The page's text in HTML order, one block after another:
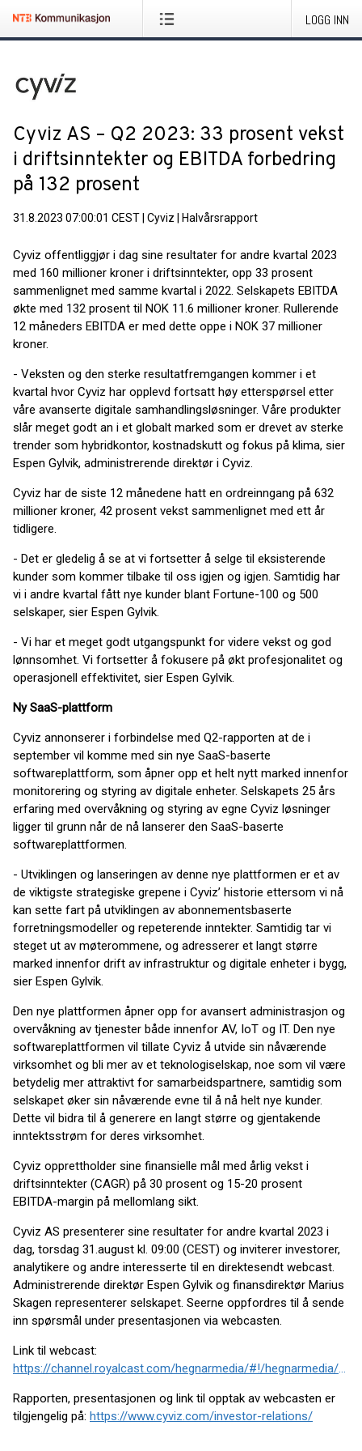
LOGG INN
Cyviz AS – Q2 2023: 33 prosent vekst
i driftsinntekter og EBITDA forbedring
på 132 prosent
31.8.2023 07:00:01 CEST Cyviz Halvårsrapport
Cyviz offentliggjør i dag sine resultater for andre kvartal 2023
med 160 millioner kroner i driftsinntekter, opp 33 prosent
sammenlignet med samme kvartal i 2022. Selskapets EBITDA
økte med 132 prosent til NOK 11.6 millioner kroner. Rullerende
12 måneders EBITDA er med dette oppe i NOK 37 millioner
kroner.
- Veksten og den sterke resultatfremgangen kommer i et
kvartal hvor Cyviz har opplevd fortsatt høy etterspørsel etter
våre avanserte digitale samhandlingsløsninger. Våre produkter
slår meget godt an i et globalt marked som er drevet av sterke
trender som hybridkontor, kostnadskutt og fokus på klima, sier
Espen Gylvik, administrerende direktør i Cyviz.
Cyviz har de siste 12 månedene hatt en ordreinngang på 632
millioner kroner, 42 prosent vekst sammenlignet med ett år
tidligere.
- Det er gledelig å se at vi fortsetter å selge til eksisterende
kunder som kommer tilbake til oss igjen og igjen. Samtidig har
vi i andre kvartal fått nye kunder blant Fortune-100 og 500
selskaper, sier Espen Gylvik.
- Vi har et meget godt utgangspunkt for videre vekst og god
lønnsomhet. Vi fortsetter å fokusere på økt profesjonalitet og
operasjonell effektivitet, sier Espen Gylvik.
Ny SaaS-plattform
Cyviz annonserer i forbindelse med Q2-rapporten at de i
september vil komme med sin nye SaaS-baserte
softwareplattform, som åpner opp et helt nytt marked innenfor
monitorering og styring av digitale enheter. Selskapets 25 års
erfaring med overvåkning og styring av egne Cyviz løsninger
ligger til grunn når de nå lanserer den SaaS-baserte
softwareplattformen.
- Utviklingen og lanseringen av denne nye plattformen er et av
de viktigste strategiske grepene i Cyviz’ historie ettersom vi nå
kan sette fart på utviklingen av abonnementsbaserte
forretningsmodeller og repeterende inntekter. Samtidig tar vi
steget ut av møterommene, og adresserer et langt større
marked innenfor drift av infrastruktur og digitale enheter i bygg,
sier Espen Gylvik.
Den nye plattformen åpner opp for avansert administrasjon og
overvåkning av tjenester både innenfor AV, IoT og IT. Den nye
softwareplattformen vil tillate Cyviz å utvide sin nåværende
virksomhet og bli mer av et teknologiselskap, noe som vil være
betydelig mer attraktivt for samarbeidspartnere, samtidig som
selskapet øker sin nåværende evne til å nå helt nye kunder.
Dette vil bidra til å generere en langt større og gjentakende
inntektsstrøm for deres virksomhet.
Cyviz opprettholder sine finansielle mål med årlig vekst i
driftsinntekter (CAGR) på 30 prosent og 15-20 prosent
EBITDA-margin på mellomlang sikt.
Cyviz AS presenterer sine resultater for andre kvartal 2023 i
dag, torsdag 31.august kl. 09:00 (CEST) og inviterer investorer,
analytikere og andre interesserte til en direktesendt webcast.
Administrerende direktør Espen Gylvik og finansdirektør Marius
Skagen representerer selskapet. Seerne oppfordres til å sende
inn spørsmål under presentasjonen via webcasten.
Link til webcast:
https://channel.royalcast.com/hegnarmedia/#!/hegnarmedia/20230831_3
Rapporten, presentasjonen og link til opptak av webcasten er
tilgjengelig på: https://www.cyviz.com/investor-relations/